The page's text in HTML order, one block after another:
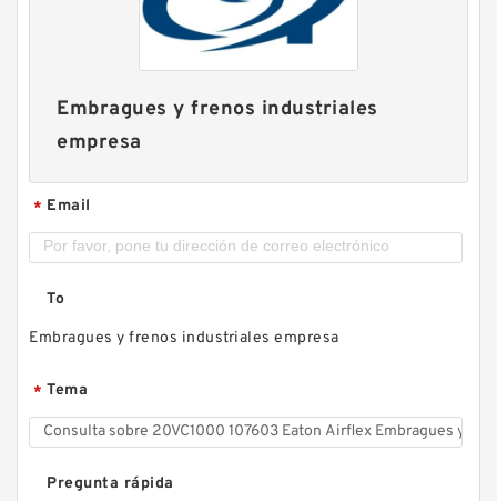
Embragues y frenos industriales
empresa
* Email
To
Embragues y frenos industriales empresa
* Tema
Pregunta rápida